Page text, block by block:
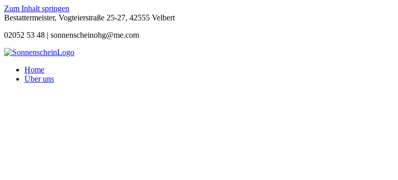
Zum Inhalt springen
Bestattermeister, Vogteierstraße 25-27, 42555 Velbert
02052 53 48 | sonnenscheinohg@me.com
Home
Über uns